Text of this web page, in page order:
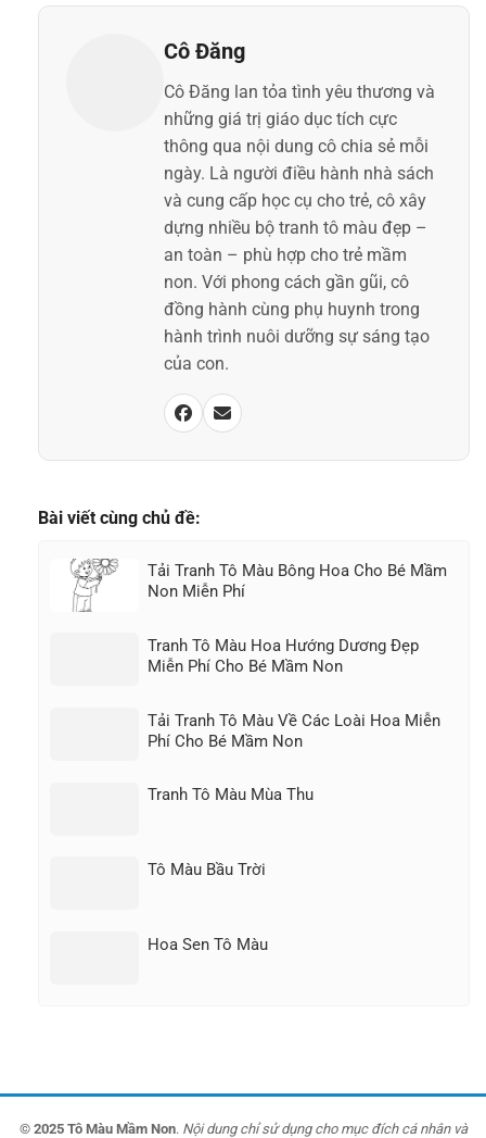
Cô Đăng
Cô Đăng lan tỏa tình yêu thương và
những giá trị giáo dục tích cực
thông qua nội dung cô chia sẻ mỗi
ngày. Là người điều hành nhà sách
và cung cấp học cụ cho trẻ, cô xây
dựng nhiều bộ tranh tô màu đẹp –
an toàn – phù hợp cho trẻ mầm
non. Với phong cách gần gũi, cô
đồng hành cùng phụ huynh trong
hành trình nuôi dưỡng sự sáng tạo
của con.
Bài viết cùng chủ đề:
Tải Tranh Tô Màu Bông Hoa Cho Bé Mầm
Non Miễn Phí
Tranh Tô Màu Hoa Hướng Dương Đẹp
Miễn Phí Cho Bé Mầm Non
Tải Tranh Tô Màu Về Các Loài Hoa Miễn
Phí Cho Bé Mầm Non
Tranh Tô Màu Mùa Thu
Tô Màu Bầu Trời
Hoa Sen Tô Màu
© 2025 Tô Màu Mầm Non. Nội dung chỉ sử dụng cho mục đích cá nhân và